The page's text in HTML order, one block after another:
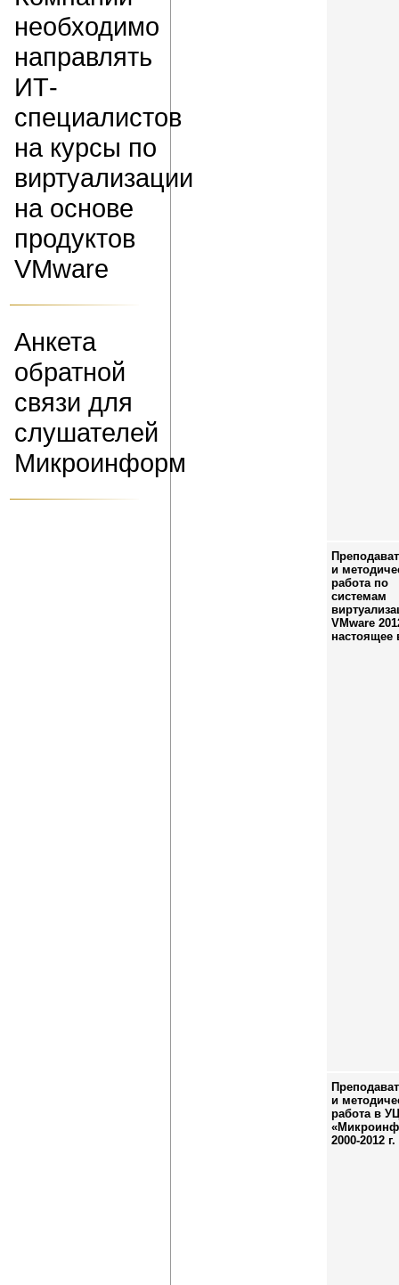
необходимо
направлять
ИТ-
специалистов
на курсы по
виртуализации
на основе
продуктов
VMware
Анкета
обратной
связи для
слушателей
Микроинформ
и
работа по
системам
VMware
настоящее
и
работа в
2000-2012 г.